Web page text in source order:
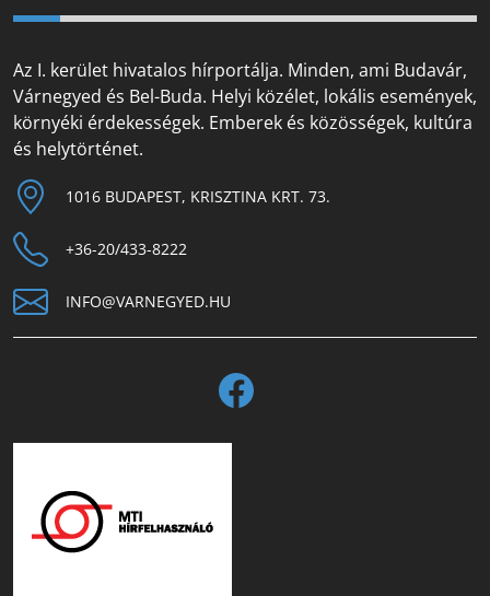
Az I. kerület hivatalos hírportálja. Minden, ami Budavár,
Várnegyed és Bel-Buda. Helyi közélet, lokális események,
környéki érdekességek. Emberek és közösségek, kultúra
és helytörténet.
1016 BUDAPEST, KRISZTINA KRT. 73.
+36-20/433-8222
INFO@VARNEGYED.HU